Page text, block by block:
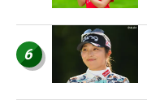
6